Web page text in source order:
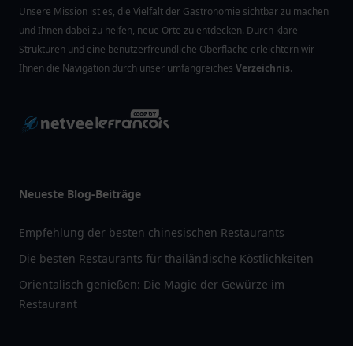
Unsere Mission ist es, die Vielfalt der Gastronomie sichtbar zu machen
und Ihnen dabei zu helfen, neue Orte zu entdecken. Durch klare
Strukturen und eine benutzerfreundliche Oberfläche erleichtern wir
Ihnen die Navigation durch unser umfangreiches Verzeichnis.
Neueste Blog-Beiträge
Empfehlung der besten chinesischen Restaurants
Die besten Restaurants für thailändische Köstlichkeiten
Orientalisch genießen: Die Magie der Gewürze im
Restaurant